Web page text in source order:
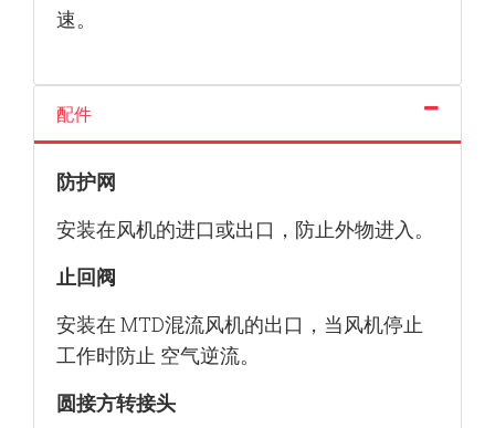
速。
配件
防护网
安装在风机的进口或出口，防止外物进入。
止回阀
安装在 MTD混流风机的出口，当风机停止
工作时防止 空气逆流。
圆接方转接头